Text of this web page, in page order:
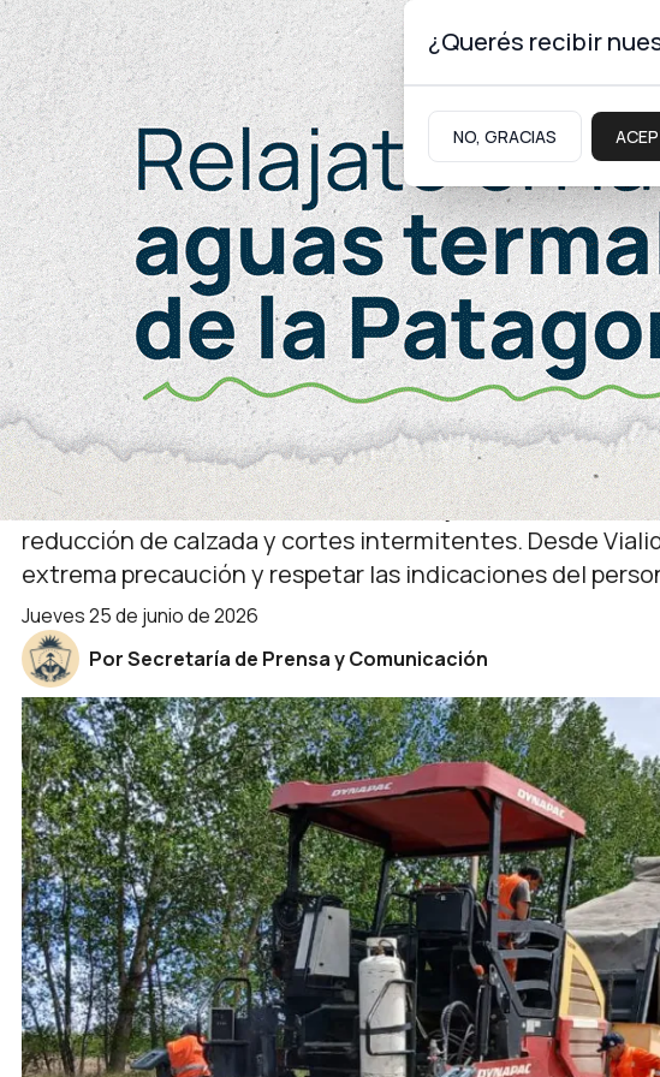
Jueves 6deAgostode 2026
Neuquinidad Gabinete Turismo
Infraestructura
Mantenimiento vial
Piden precaución al circular
Patricio del Chañar
Desde esta tarde hasta el lunes 29 de junio, realizarán
reducción de calzada y cortes intermitentes. Desde
extrema precaución y respetar las indicaciones del
jueves 25 de junio de 2026
Por Secretaría de Prensa y Comunicación
¿Querés recibir
NO, GRACIAS